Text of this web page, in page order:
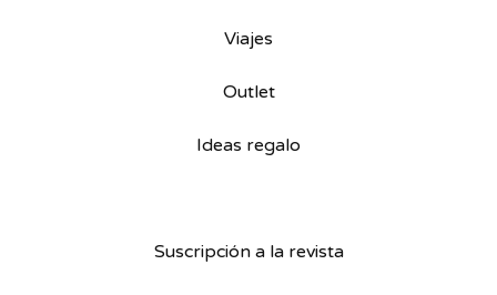
Viajes
Outlet
Ideas regalo
Suscripción a la revista